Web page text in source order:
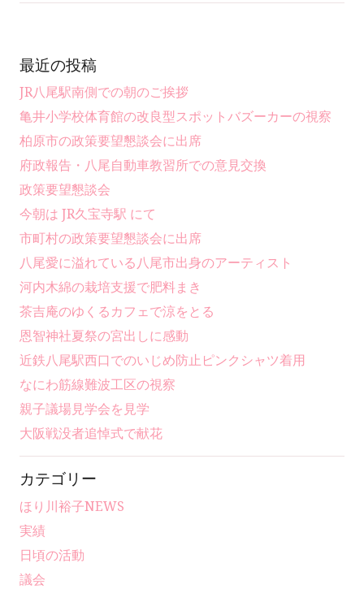
最近の投稿
JR八尾駅南側での朝のご挨拶
亀井小学校体育館の改良型スポットバズーカーの視察
柏原市の政策要望懇談会に出席
府政報告・八尾自動車教習所での意見交換
政策要望懇談会
今朝は JR久宝寺駅 にて
市町村の政策要望懇談会に出席
八尾愛に溢れている八尾市出身のアーティスト
河内木綿の栽培支援で肥料まき
茶吉庵のゆくるカフェで涼をとる
恩智神社夏祭の宮出しに感動
近鉄八尾駅西口でのいじめ防止ピンクシャツ着用
なにわ筋線難波工区の視察
親子議場見学会を見学
大阪戦没者追悼式で献花
カテゴリー
ほり川裕子NEWS
実績
日頃の活動
議会